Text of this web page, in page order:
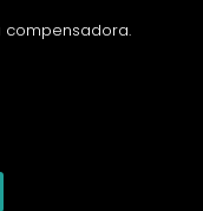
compensadora.